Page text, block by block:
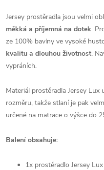
Jersey prostěradla jsou velmi
měkká a příjemná na dotek.
ze 100% bavlny ve vysoké
kvalitu a dlouhou životnost.
vypráních.
Materiál prostěradla Jersey
rozměru, takže stlaní je pak
určené na matrace o výšce do
Balení obsahuje:
1x prostěradlo Jersey